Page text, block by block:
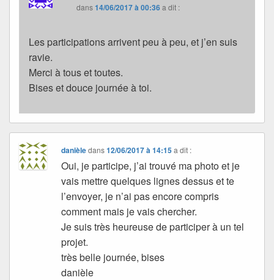
dans14/06/2017 à 00:36a dit :
Les participations arrivent peu à peu, et j’en suis
ravie.
Merci à tous et toutes.
Bises et douce journée à toi.
danièledans12/06/2017 à 14:15 a dit :
Oui, je participe, j’ai trouvé ma photo et je
vais mettre quelques lignes dessus et te
l’envoyer, je n’ai pas encore compris
comment mais je vais chercher.
Je suis très heureuse de participer à un tel
projet.
très belle journée, bises
danièle